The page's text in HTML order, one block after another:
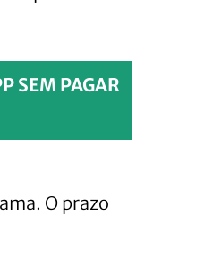
SEM PAGAR
O prazo